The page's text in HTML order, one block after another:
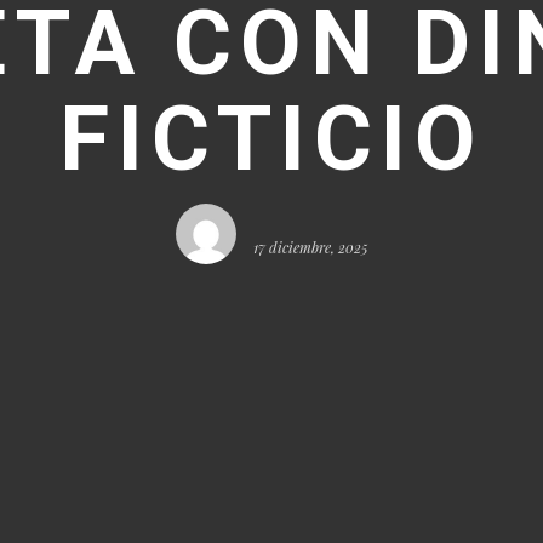
CON
FICTICIO
17 diciembre, 2025